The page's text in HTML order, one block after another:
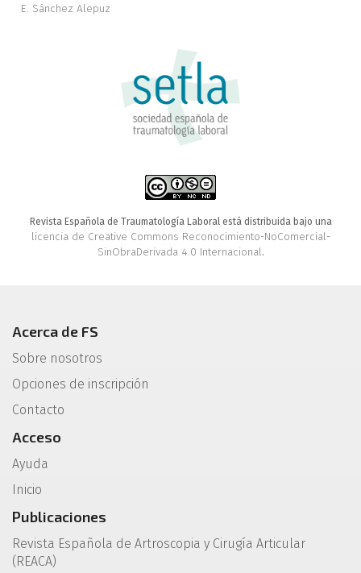
E. Sánchez Alepuz
Revista Española de Traumatología Laboral está distribuida bajo una
licencia de Creative Commons Reconocimiento-NoComercial-
SinObraDerivada 4.0 Internacional.
Acerca de FS
Sobre nosotros
Opciones de inscripción
Contacto
Acceso
Ayuda
Inicio
Publicaciones
Revista Española de Artroscopia y Cirugía Articular
(REACA)